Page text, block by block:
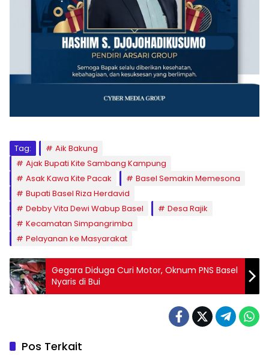
Tag:
Aik Bakung
Ajak Bupati Kite Sambang Kampung
Asak Kawa Kite Pacak
Basel Semakin Memesona
Bupati Basel Riza Herdavid
Debby Vita Dewi Wabup Basel
Desa Rajik
Kecamatan Simpangrimba
Pelayanan ke Masyarakat
Gegara Diduga Curi Motor, Oknum PNS Basel
Nyaris di Bui
Pos Terkait